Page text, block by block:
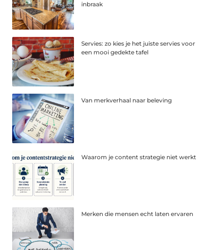
inbraak
Servies: zo kies je het juiste servies voor
een mooi gedekte tafel
Van merkverhaal naar beleving
Waarom je content strategie niet werkt
Merken die mensen echt laten ervaren